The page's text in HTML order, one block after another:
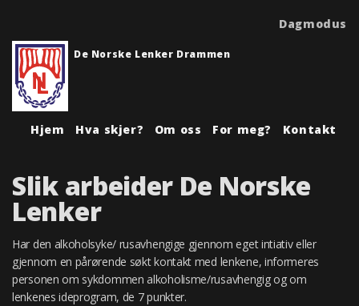
Dagmodus
De Norske Lenker Drammen
Hjem Hva skjer? Om oss For meg? Kontakt
Slik arbeider De Norske
Lenker
Har den alkoholsyke/ rusavhengige gjennom eget intiativ eller
gjennom en pårørende søkt kontakt med lenkene, informeres
personen om sykdommen alkoholisme/rusavhengig og om
lenkenes ideprogram, de 7 punkter.